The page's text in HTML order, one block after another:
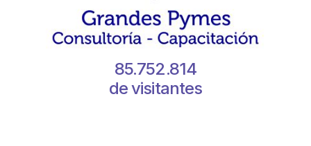
85.752.814
de visitantes